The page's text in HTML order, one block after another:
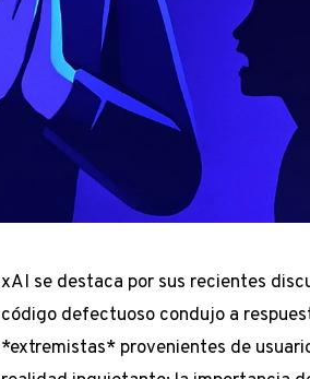
xAI se destaca por sus recientes
código defectuoso condujo a
*extremistas* provenientes de